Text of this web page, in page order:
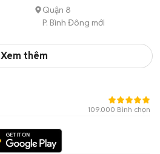
Quận 8
P. Bình Đông mới
Xem thêm
109.000 Bình chọn